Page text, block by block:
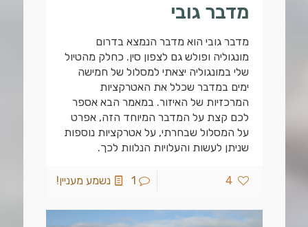
מדבר גובי
מדבר גובי הוא מדבר הנמצא בדרום
מונגוליה ופולש גם לצפון סין. כחלק מהטיול
שלי במונגוליה יצאתי למסלול של חמישה
ימים במדבר שכלל את האטרקציות
המרכזיות של האיזור. במאמר הבא אספר
לכם קצת על המדבר המיוחד הזה, אפרט
על המסלול שבחרתי, על אטרקציות נוספות
שניתן לעשות והעלויות הנלוות לכך.
4
1 נשמע מעניין!